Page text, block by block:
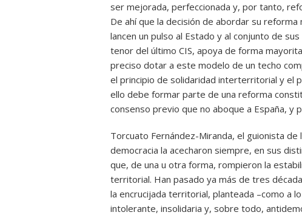
ser mejorada, perfeccionada y, por tanto,
De ahí que la decisión de abordar su
lancen un pulso al Estado y al conjunto de
tenor del último CIS, apoya de forma
preciso dotar a este modelo de un techo
el principio de solidaridad interterritorial y el
ello debe formar parte de una reforma
consenso previo que no aboque a España, y
Torcuato Fernández-Miranda, el guionista
democracia la acecharon siempre, en sus
que, de una u otra forma, rompieron la
territorial. Han pasado ya más de tres
la encrucijada territorial, planteada –como a
intolerante, insolidaria y, sobre todo,